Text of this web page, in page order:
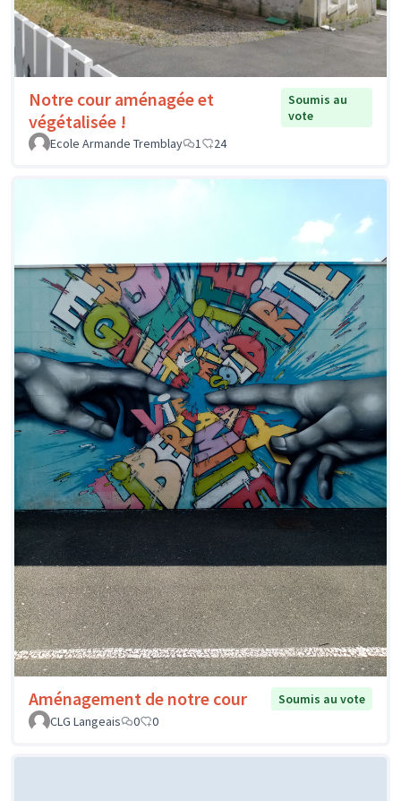
Notre cour aménagée et
végétalisée !
Soumis au
vote
Ecole Armande Tremblay
1 24
Aménagement de notre cour
Soumis au vote
CLG Langeais
0 0